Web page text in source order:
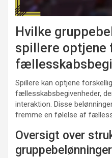
Hvilke
spillere optjene
Spillere kan optjene
fællesskabsbegivenheder,
interaktion. Disse
fremme en følelse af
Oversigt over
gruppebelønninger